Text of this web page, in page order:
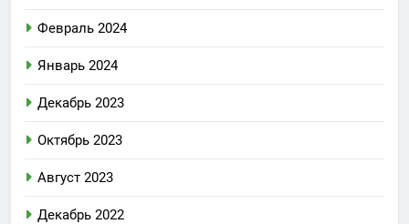
Февраль 2024
Январь 2024
Декабрь 2023
Октябрь 2023
Август 2023
Декабрь 2022